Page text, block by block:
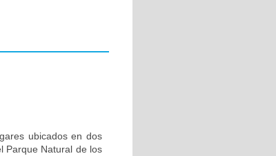
ubicados en dos
Parque Natural de los